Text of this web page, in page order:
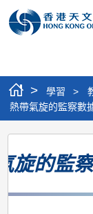
> 學習 >
熱帶氣旋的監察數
熱
帶
旋的監